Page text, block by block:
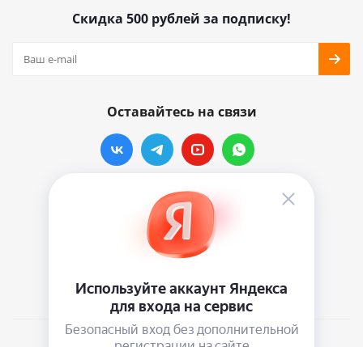
Скидка 500 рублей за подписку!
Оставайтесь на связи
Наши контакты
info@vinylmarkt.ru